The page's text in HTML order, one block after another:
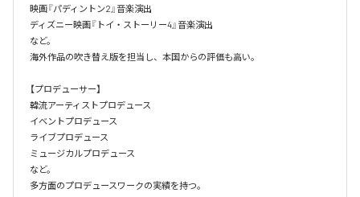
映画『パディントン2』音楽演出
ディズニー映画『トイ・ストーリー4』音楽演出
など。
海外作品の吹き替え版を担当し、本国からの評価も高い。
【プロデューサー】
韓流アーティストプロデュース
イベントプロデュース
ライブプロデュース
ミュージカルプロデュース
など。
多方面のプロデュースワークの実績を持つ。